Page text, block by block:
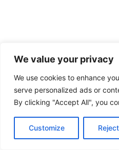
We value your privacy
We use cookies to enhance
serve personalized ads or
By clicking "Accept All", you
Customize